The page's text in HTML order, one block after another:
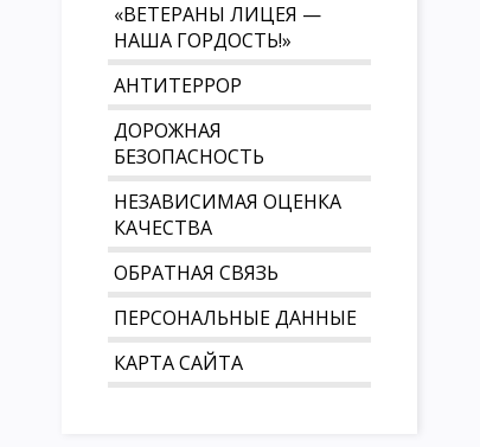
«ВЕТЕРАНЫ ЛИЦЕЯ —
НАША ГОРДОСТЬ!»
АНТИТЕРРОР
ДОРОЖНАЯ
БЕЗОПАСНОСТЬ
НЕЗАВИСИМАЯ ОЦЕНКА
КАЧЕСТВА
ОБРАТНАЯ СВЯЗЬ
ПЕРСОНАЛЬНЫЕ ДАННЫЕ
КАРТА САЙТА